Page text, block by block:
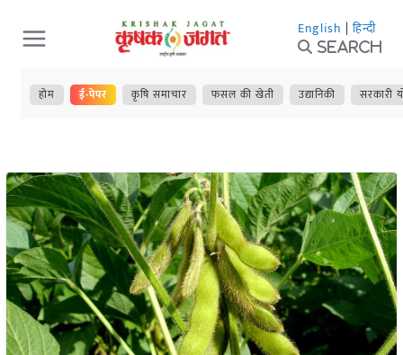
Skip
to
content
English | हिन्दी
Search
होम ई-पेपर कृषि समाचार फसल की खेती उद्यानिकी सरकारी